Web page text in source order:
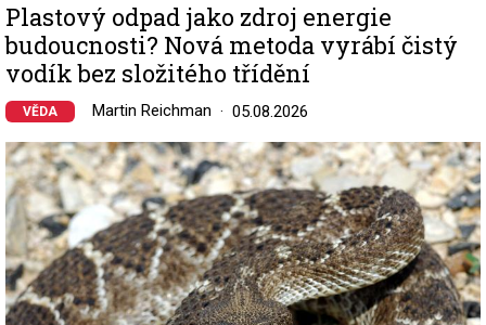
Plastový odpad jako zdroj energie
budoucnosti? Nová metoda vyrábí čistý
vodík bez složitého třídění
VĚDA Martin Reichman 05.08.2026
Image